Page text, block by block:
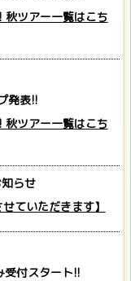
ツアー一覧はこち
発表!!
ツアー一覧はこち
らせ
ていただきます】
受付スタート!!